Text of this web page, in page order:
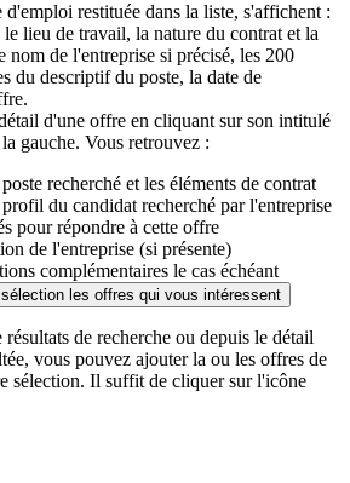
restituée dans la liste, s'affichent :
lieu de travail, la nature du contrat et la
nom de l'entreprise si précisé, les 200
du descriptif du poste, la date de
d'une offre en cliquant sur son intitulé
gauche. Vous retrouvez :
recherché et les éléments de contrat
du candidat recherché par l'entreprise
pour répondre à cette offre
de l'entreprise (si présente)
complémentaires le cas échéant
les offres qui vous intéressent
de recherche ou depuis le détail
vous pouvez ajouter la ou les offres de
sélection. Il suffit de cliquer sur l'icône